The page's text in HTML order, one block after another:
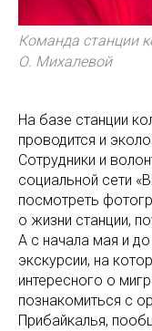
Команда станции
О. Михалевой
На базе станции
проводится и
Сотрудники и
социальной сети
посмотреть
о жизни станции,
А с начала мая и
экскурсии, на
интересного о
познакомиться с
Прибайкалья,